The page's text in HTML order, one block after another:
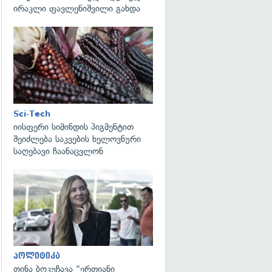
ირაკლი ფავლენიშვილი გახდა
Sci-Tech
იისფერი სიმინდის პიგმენტით
შეიძლება საკვების ხელოვნური
საღებავი ჩაანაცვლონ
პოლიტიკა
თინა ბოკუჩავა "ერთიანი